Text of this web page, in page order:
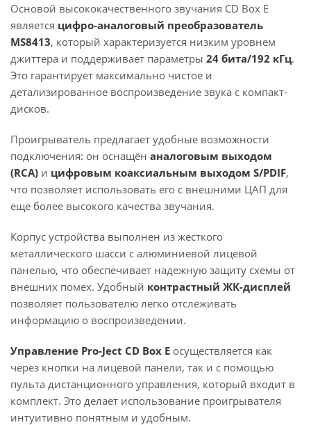
Основой высококачественного звучания CD Box E
является цифро-аналоговый преобразователь
MS8413, который характеризуется низким уровнем
джиттера и поддерживает параметры 24 бита/192 кГц.
Это гарантирует максимально чистое и
детализированное воспроизведение звука с компакт-
дисков.
Проигрыватель предлагает удобные возможности
подключения: он оснащён аналоговым выходом
(RCA) и цифровым коаксиальным выходом S/PDIF,
что позволяет использовать его с внешними ЦАП для
еще более высокого качества звучания.
Корпус устройства выполнен из жесткого
металлического шасси с алюминиевой лицевой
панелью, что обеспечивает надежную защиту схемы от
внешних помех. Удобный контрастный ЖК-дисплей
позволяет пользователю легко отслеживать
информацию о воспроизведении.
Управление Pro-Ject CD Box E осуществляется как
через кнопки на лицевой панели, так и с помощью
пульта дистанционного управления, который входит в
комплект. Это делает использование проигрывателя
интуитивно понятным и удобным.